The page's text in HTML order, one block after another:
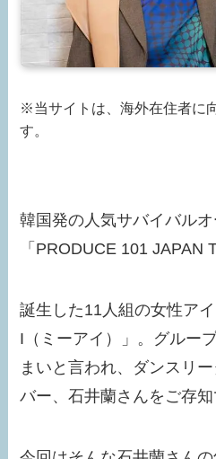
※当サイトは、海外在住者に
す。
韓国発の人気サバイバル
「PRODUCE 101 JAPAN
誕生した11人組の女性ア
I（ミーアイ）」。グルー
まいと言われ、ダンスリ
バー、石井蘭さんをご存知